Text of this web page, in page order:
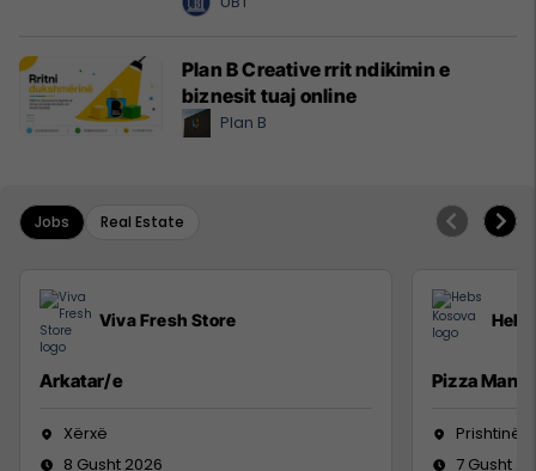
Plan B Creative rrit ndikimin e
biznesit tuaj online
Plan B
Jobs Real Estate
Viva Fresh Store
Arkatar/e
Xërxë
8 Gusht 2026
Pizza Man
Prishtinë
7 Gusht